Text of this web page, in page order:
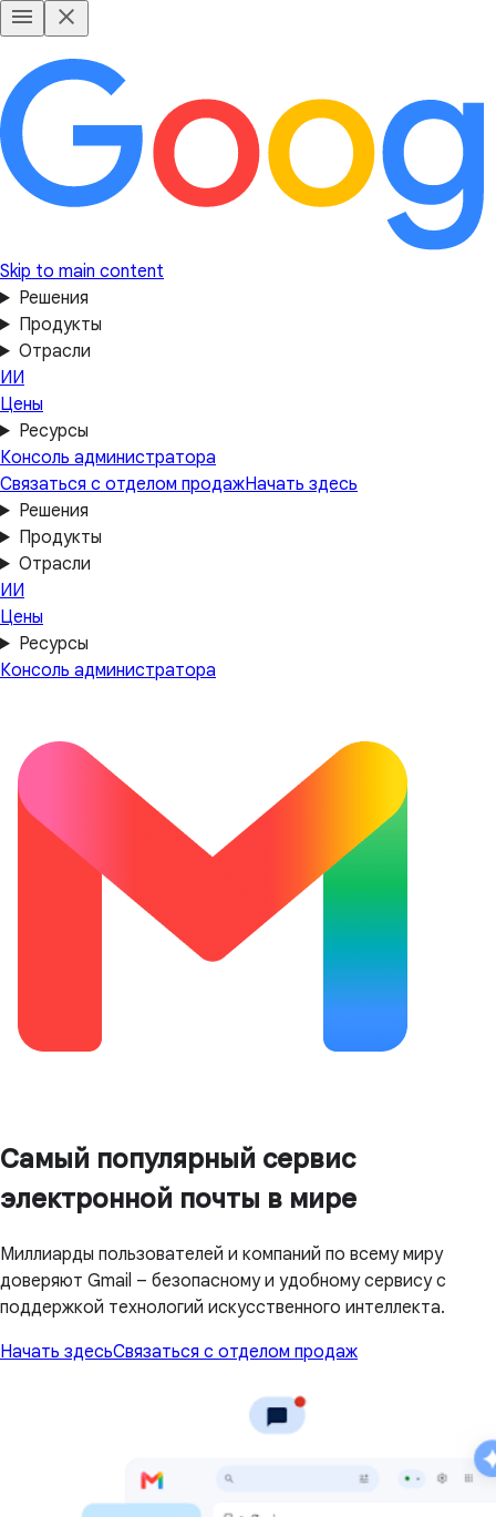
Skip to main content
Решения
Продукты
Отрасли
ИИ
Цены
Ресурсы
Консоль администратора
Связаться с отделом продажНачать здесь
Решения
Продукты
Отрасли
ИИ
Цены
Ресурсы
Консоль администратора
Самый популярный сервис
электронной почты в мире
Миллиарды пользователей и компаний по всему миру
доверяют Gmail – безопасному и удобному сервису с
поддержкой технологий искусственного интеллекта.
Начать здесьСвязаться с отделом продаж